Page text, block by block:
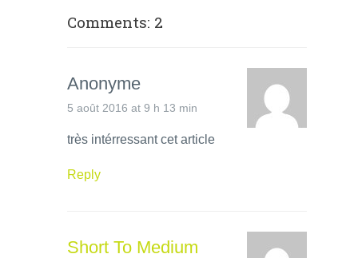
Comments: 2
Anonyme
5 août 2016 at 9 h 13 min
très intérressant cet article
Reply
Short To Medium